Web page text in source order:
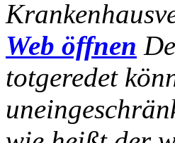
Web öffnen
totgeredet